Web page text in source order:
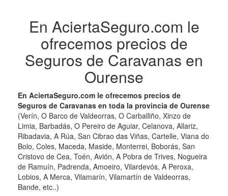
En AciertaSeguro.com le
ofrecemos precios de
Seguros de Caravanas en
Ourense
En AciertaSeguro.com le ofrecemos precios de
Seguros de Caravanas en toda la provincia de Ourense
(Verín, O Barco de Valdeorras, O Carballiño, Xinzo de
Limia, Barbadás, O Pereiro de Aguiar, Celanova, Allariz,
Ribadavia, A Rúa, San Cibrao das Viñas, Cartelle, Viana do
Bolo, Coles, Maceda, Maside, Monterrei, Boborás, San
Cristovo de Cea, Toén, Avión, A Pobra de Trives, Nogueira
de Ramuín, Padrenda, Amoeiro, Vilardevós, A Peroxa,
Lobios, A Merca, Vilamarín, Vilamartín de Valdeorras,
Bande, etc..)